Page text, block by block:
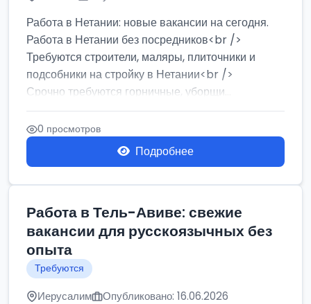
Работа в Нетании: новые вакансии на сегодня.
Работа в Нетании без посредников<br />
Требуются строители, маляры, плиточники и
подсобники на стройку в Нетании<br />
Срочно требуются горничные, уборщи...
0 просмотров
Подробнее
Работа в Тель-Авиве: свежие
вакансии для русскоязычных без
опыта
Требуются
Иерусалим Опубликовано: 16.06.2026